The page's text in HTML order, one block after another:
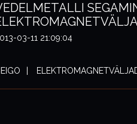
03-11 21:09:04